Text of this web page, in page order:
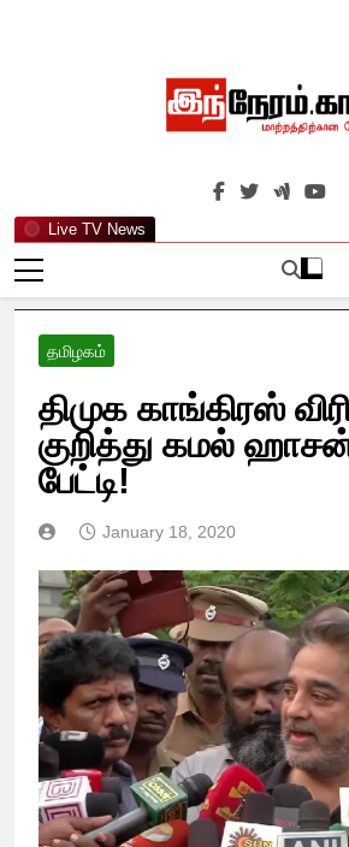
Live TV News
செய்திகளுக்கு அப்பால்…
தமிழகம்
திமுக காங்கிரஸ்
குறித்து கமல் ஹாசன்
பேட்டி!
January 18, 2020